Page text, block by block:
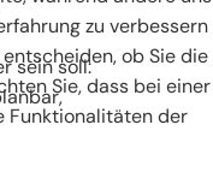
sein soll:
zu verbessern
ob Sie die
Sie, dass bei einer
Funktionalitäten der